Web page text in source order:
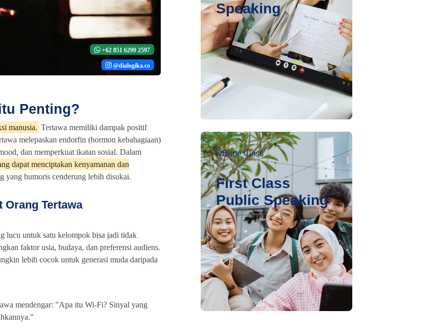
+62 851 6299 2597
@dialogika.co
Penting?
manusia. Tertawa memiliki dampak positif
melepaskan endorfin (hormon kebahagiaan)
dan memperkuat ikatan sosial. Dalam
dapat menciptakan kenyamanan dan
yang humoris cenderung lebih disukai.
Orang Tertawa
lucu untuk satu kelompok bisa jadi tidak
faktor usia, budaya, dan preferensi audiens.
lebih cocok untuk generasi muda daripada
mendengar: "Apa itu Wi-Fi? Sinyal yang
Speaking
Offline Class
First Class
Public Speaking